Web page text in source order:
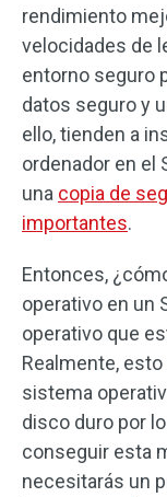
rendimiento
velocidades de
entorno seguro
datos seguro y
ello, tienden a
ordenador en el
una copia de
importantes.
Entonces,
operativo en un
operativo que
Realmente,
sistema
disco duro por
conseguir esta
necesitarás un